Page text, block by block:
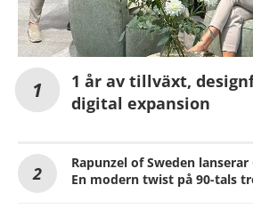
1 år av tillväxt,
digital expansion
Rapunzel of Sweden
En modern twist på 90-tals